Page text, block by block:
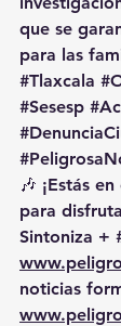
que se
para las
#Tlaxcala
#Sesesp
🎶 ¡Estás
para
Sintoniza +
noticias